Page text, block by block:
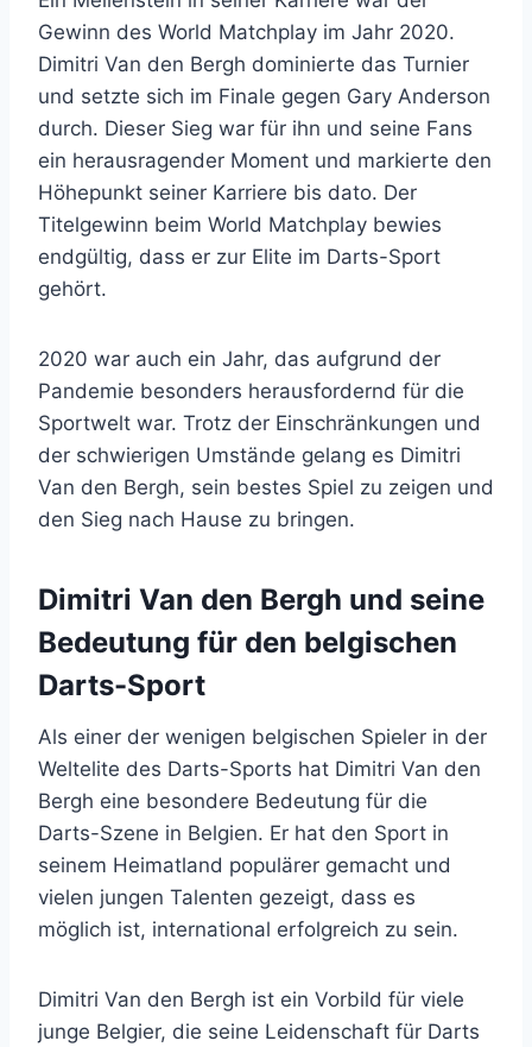
Gewinn des World Matchplay im Jahr 2020.
Dimitri Van den Bergh dominierte das Turnier
und setzte sich im Finale gegen Gary Anderson
durch. Dieser Sieg war für ihn und seine Fans
ein herausragender Moment und markierte den
Höhepunkt seiner Karriere bis dato. Der
Titelgewinn beim World Matchplay bewies
endgültig, dass er zur Elite im Darts-Sport
gehört.
2020 war auch ein Jahr, das aufgrund der
Pandemie besonders herausfordernd für die
Sportwelt war. Trotz der Einschränkungen und
der schwierigen Umstände gelang es Dimitri
Van den Bergh, sein bestes Spiel zu zeigen und
den Sieg nach Hause zu bringen.
Dimitri Van den Bergh und seine
Bedeutung für den belgischen
Darts-Sport
Als einer der wenigen belgischen Spieler in der
Weltelite des Darts-Sports hat Dimitri Van den
Bergh eine besondere Bedeutung für die
Darts-Szene in Belgien. Er hat den Sport in
seinem Heimatland populärer gemacht und
vielen jungen Talenten gezeigt, dass es
möglich ist, international erfolgreich zu sein.
Dimitri Van den Bergh ist ein Vorbild für viele
junge Belgier, die seine Leidenschaft für Darts